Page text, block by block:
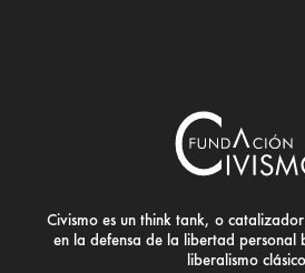
Civismo es un think tank, o
en la defensa de la libertad personal
liberalismo